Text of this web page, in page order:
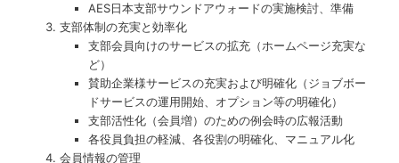
AES日本支部サウンドアウォードの実施検討、準備
支部体制の充実と効率化
支部会員向けのサービスの拡充（ホームページ充実な
ど）
賛助企業様サービスの充実および明確化（ジョブボー
ドサービスの運用開始、オプション等の明確化）
支部活性化（会員増）のための例会時の広報活動
各役員負担の軽減、各役割の明確化、マニュアル化
会員情報の管理